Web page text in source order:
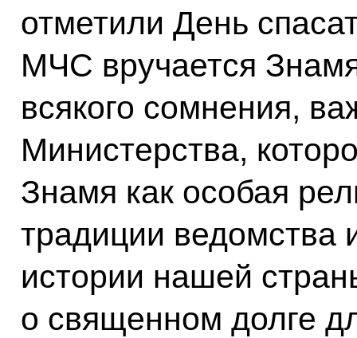
отметили День
МЧС вручается
всякого сомнения,
Министерства,
Знамя как особая
традиции ведомства
истории нашей
о священном долге